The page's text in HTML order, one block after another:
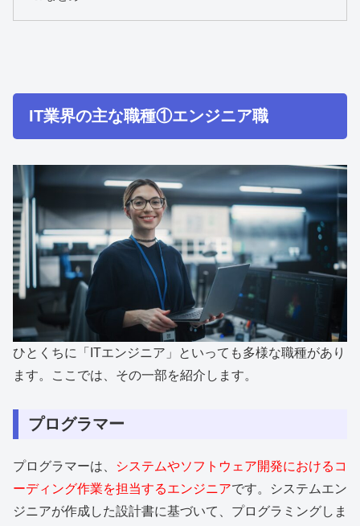
IT業界の主な職種①エンジニア職
ひとくちに「ITエンジニア」といっても多様な職種があり
ます。ここでは、その一部を紹介します。
プログラマー
プログラマーは、
システムやソフトウェア開発におけるコ
ーディング作業を担当するエンジニアです。システムエン
ジニアが作成した設計書に基づいて、プログラミングしま